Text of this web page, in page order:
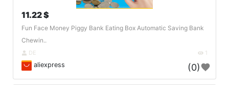
11.22 $
Fun Face Money Piggy Bank Eating Box Automatic Saving Bank
Chewin..
DE 1
aliexpress (0)